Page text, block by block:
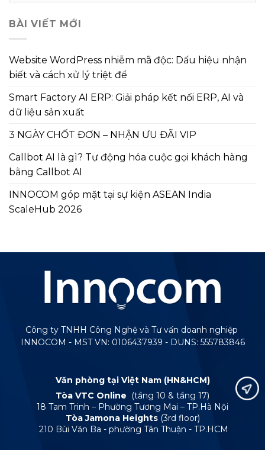
viết
BÀI VIẾT MỚI
Website WordPress nhiễm mã độc: Dấu hiệu nhận
biết và cách xử lý triệt để
Smart Factory AI ERP: Giải pháp kết nối ERP, AI và
dữ liệu sản xuất
3 NGÀY CHỐT ĐƠN – NHẬN ƯU ĐÃI VIP
Callbot AI là gì? Tự động hóa cuộc gọi khách hàng
bằng Callbot AI
INNOCOM góp mặt tại sự kiện ASEAN India
ScaleHub 2026
Công ty TNHH Công Nghệ và Tư vấn doanh nghiệp
INNOCOM - MST VN: 0106437939 - DUNS: 555783846
Văn phòng tại Việt Nam (HN&HCM)
Tòa VTC Online
(tầng 10 & tầng 17)
18 Tam Trinh – Phường Tương Mai – TP.Hà Nội
Tòa Jamona Heights (3rd floor)
210 Bùi Văn Ba - phường Tân Thuận - TP.HCM